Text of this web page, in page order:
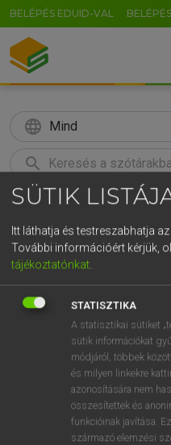
BELÉPÉS EDUID-VAL BELÉPÉS
language Mind
search
Európai uniós
VAN
Van előfizetésem a
SÜTIK
Itt láthatja és testreszabhatja
További információért kérjük,
tájékoztatónkat.
STATISZTIKA
A statisztikai sütiket
sütik információkat
módjáról, többek
és milyen linkekre
azonosítására nem
összesítettek és
funkcióinak javítása.
származó elemzési
GR
t z u
g h j k l
n m